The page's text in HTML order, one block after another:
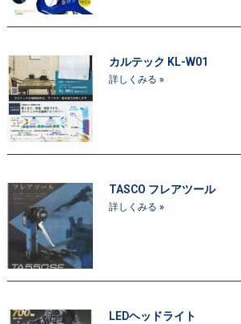
カルテック KL-W01
詳しくみる »
TASCO フレアツール
詳しくみる »
LEDヘッドライト